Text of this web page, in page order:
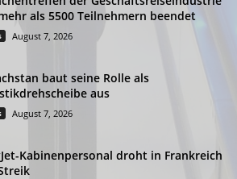
als 5500 Teilnehmern beendet
August 7, 2026
baut seine Rolle als
aus
August 7, 2026
Kabinenpersonal droht in Frankreich